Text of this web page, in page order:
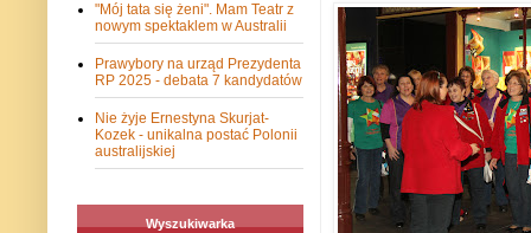
"Mój tata się żeni". Mam Teatr z
nowym spektaklem w Australii
Prawybory na urząd Prezydenta
RP 2025 - debata 7 kandydatów
Nie żyje Ernestyna Skurjat-
Kozek - unikalna postać Polonii
australijskiej
Wyszukiwarka